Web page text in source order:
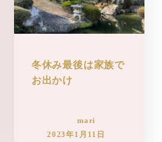
冬休み最後は家族で
お出かけ
mari
2023年1月11日